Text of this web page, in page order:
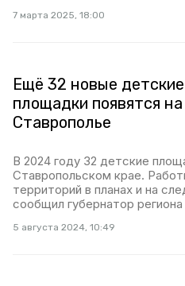
7 марта 2025, 18:00
Ещё 32 новые детские
площадки появятся на
Ставрополье
В 2024 году 32 детские
Ставропольском крае.
территорий в планах и на
сообщил губернатор
5 августа 2024, 10:49